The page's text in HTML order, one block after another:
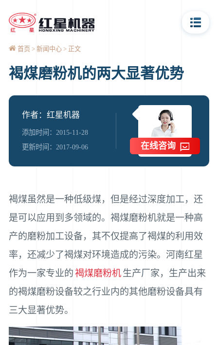
首页 新闻中心 正文
褐煤磨粉机的两大显著优势
作者：红星机器
添加时间：2015-11-28
更新时间：2017-09-06
在线咨询
褐煤虽然是一种低级煤，但是经过深度加工，还
是可以应用到多领域的。褐煤磨粉机就是一种高
产的磨粉加工设备，其不仅提高了褐煤的利用效
率，还减少了褐煤对环境造成的污染。河南红星
作为一家专业的褐煤磨粉机生产厂家，生产出来
的褐煤磨粉设备较之行业内的其他磨粉设备具有
三大显著优势。